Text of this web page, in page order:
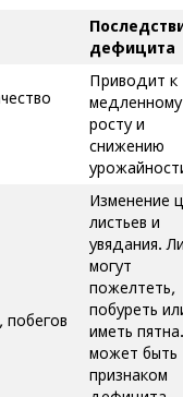
дефицита
Приводит к
медленному
росту и
снижению
побегов
Изменение
листьев и
увядания.
могут
пожелтеть,
побуреть
иметь
может быть
признаком